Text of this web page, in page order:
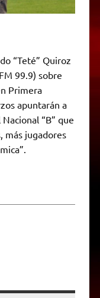
“Teté” Quiroz
99.9) sobre
Primera
apuntarán a
“B” que
más jugadores